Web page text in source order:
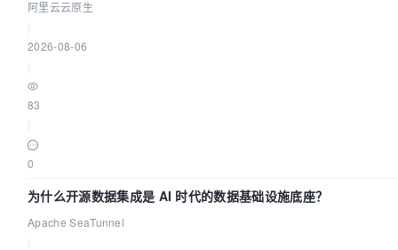
阿里云云原生
2026-08-06
83
0
为什么开源数据集成是 AI 时代的数据基础设施底座？
Apache SeaTunnel